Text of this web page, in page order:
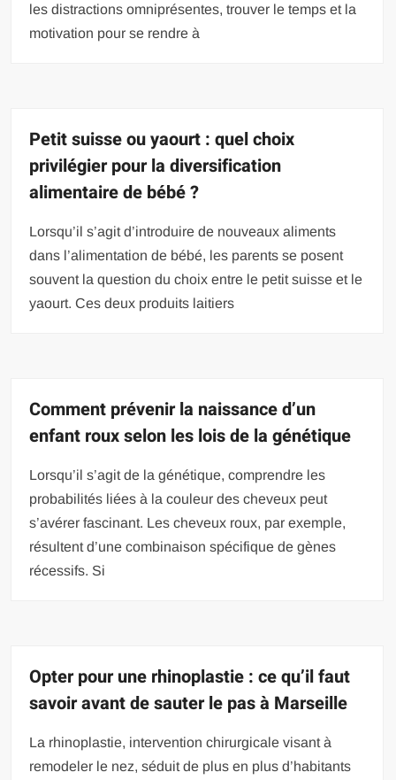
les distractions omniprésentes, trouver le temps et la
motivation pour se rendre à
Petit suisse ou yaourt : quel choix
privilégier pour la diversification
alimentaire de bébé ?
Lorsqu’il s’agit d’introduire de nouveaux aliments
dans l’alimentation de bébé, les parents se posent
souvent la question du choix entre le petit suisse et le
yaourt. Ces deux produits laitiers
Comment prévenir la naissance d’un
enfant roux selon les lois de la génétique
Lorsqu’il s’agit de la génétique, comprendre les
probabilités liées à la couleur des cheveux peut
s’avérer fascinant. Les cheveux roux, par exemple,
résultent d’une combinaison spécifique de gènes
récessifs. Si
Opter pour une rhinoplastie : ce qu’il faut
savoir avant de sauter le pas à Marseille
La rhinoplastie, intervention chirurgicale visant à
remodeler le nez, séduit de plus en plus d’habitants